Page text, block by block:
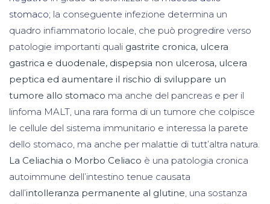
stomaco; la conseguente infezione determina un
quadro infiammatorio locale, che può progredire verso
patologie importanti quali gastrite cronica, ulcera
gastrica e duodenale, dispepsia non ulcerosa, ulcera
peptica ed aumentare il rischio di sviluppare un
tumore allo stomaco ma anche del pancreas e per il
linfoma MALT, una rara forma di un tumore che colpisce
le cellule del sistema immunitario e interessa la parete
dello stomaco, ma anche per malattie di tutt’altra natura.
La Celiachia o Morbo Celiaco è una patologia cronica
autoimmune dell’intestino tenue causata
dall’intolleranza permanente al glutine, una sostanza